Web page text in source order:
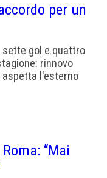
per un
sette gol e quattro
rinnovo
aspetta l'esterno
“Mai